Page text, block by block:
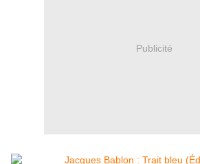
Publicité